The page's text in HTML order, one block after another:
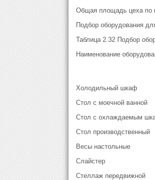
Общая площадь цеха по
Подбор оборудования
Таблица 2.32 Подбор
Наименование
Холодильный шкаф
Стол с моечной ванной
Стол с охлаждаемым
Стол производственный
Весы настольные
Слайстер
Стеллаж передвижной